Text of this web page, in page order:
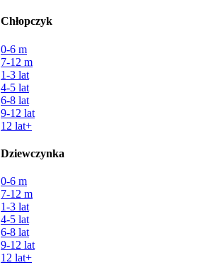
Chłopczyk
0-6 m
7-12 m
1-3 lat
4-5 lat
6-8 lat
9-12 lat
12 lat+
Dziewczynka
0-6 m
7-12 m
1-3 lat
4-5 lat
6-8 lat
9-12 lat
12 lat+